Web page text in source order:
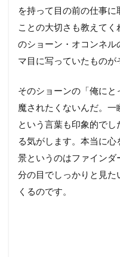
を持って目の前の仕事に
ことの大切さも教えて
のショーン・オコンネル
マ目に写っていたものが
そのショーンの「俺に
魔されたくないんだ。一
という言葉も印象的で
る気がします。本当に
景というのはファインダ
分の目でしっかりと見た
くるのです。